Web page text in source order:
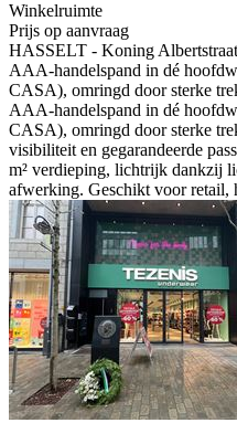
Winkelruimte
Prijs op aanvraag
HASSELT - Koning
AAA-handelspand in dé
CASA), omringd door sterke
AAA-handelspand in dé
CASA), omringd door sterke
visibiliteit en gegarandeerde
m² verdieping, lichtrijk dankzij
afwerking. Geschikt voor retail,